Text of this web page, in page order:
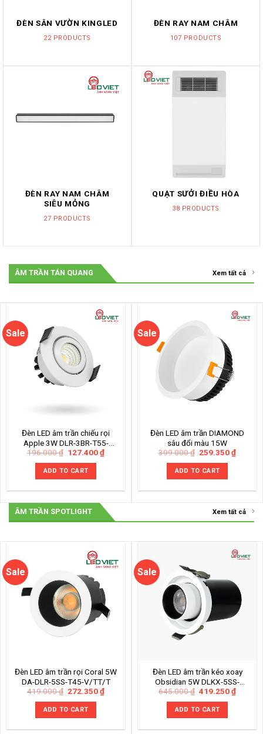
ĐÈN SÂN VƯỜN KINGLED
22 PRODUCTS
ĐÈN RAY NAM CHÂM
107 PRODUCTS
ĐÈN RAY NAM CHÂM
SIÊU MỎNG
27 PRODUCTS
QUẠT SƯỞI ĐIỀU HÒA
38 PRODUCTS
ÂM TRẦN TÁN QUANG Xem tất cả
Sale
Đèn LED âm trần chiếu rọi
Apple 3W DLR-3BR-T55-
V/TT/T
196.000₫ Original
was:
196.000 ₫.
127.400₫Current
ADD TO CART
Sale
Đèn LED âm trần DIAMOND
sâu đổi màu 15W
399.000₫ Original
was:
399.000 ₫.
259.350₫Current
ADD TO CART
ÂM TRẦN SPOTLIGHT Xem tất cả
Sale
Đèn LED âm trần rọi Coral 5W
DA-DLR-5SS-T45-V/TT/T
419.000₫ Original
was:
419.000 ₫.
272.350₫Current
ADD TO CART
Sale
Đèn LED âm trần kéo xoay
Obsidian 5W DLKX-5SS-
V/TT/T-T
645.000₫ Original
was:
645.000 ₫.
419.250₫Current
ADD TO CART